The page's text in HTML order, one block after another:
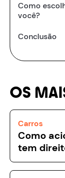
Como
você?
Conclusão
OS
Carros
Como
tem